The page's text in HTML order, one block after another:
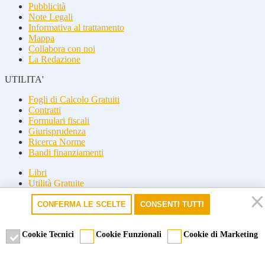
Pubblicità
Note Legali
Informativa al trattamento
Mappa
Collabora con noi
La Redazione
UTILITA'
Fogli di Calcolo Gratuiti
Contratti
Formulari fiscali
Giurisprudenza
Ricerca Norme
Bandi finanziamenti
Libri
Utilità Gratuite
Guide fiscali
Seguici
Seguici
CONFERMA LE SCELTE CONSENTI TUTTI
Cookie Tecnici Cookie Funzionali Cookie di Marketing